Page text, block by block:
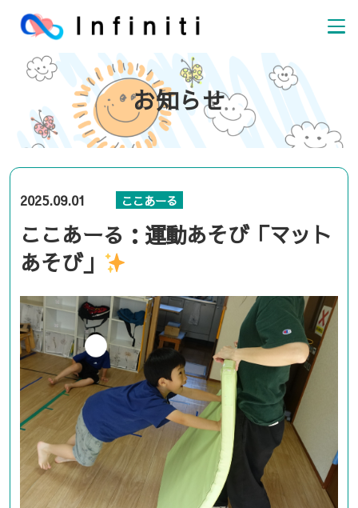
お知らせ
2025.09.01 ここあーる
ここあーる：運動あそび「マット
あそび」